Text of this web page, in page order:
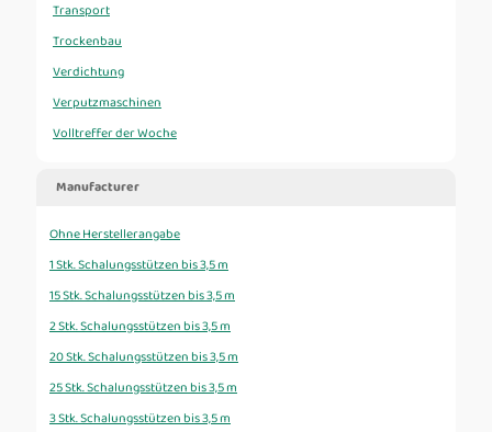
Transport
Trockenbau
Verdichtung
Verputzmaschinen
Volltreffer der Woche
Manufacturer
Ohne Herstellerangabe
1 Stk. Schalungsstützen bis 3,5 m
15 Stk. Schalungsstützen bis 3,5 m
2 Stk. Schalungsstützen bis 3,5 m
20 Stk. Schalungsstützen bis 3,5 m
25 Stk. Schalungsstützen bis 3,5 m
3 Stk. Schalungsstützen bis 3,5 m